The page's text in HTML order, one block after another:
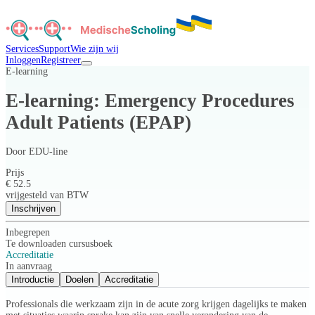
ServicesSupportWie zijn wij
InloggenRegistreer
E-learning
E-learning: Emergency Procedures
Adult Patients (EPAP)
Door EDU-line
Prijs
€ 52.5
vrijgesteld van BTW
Inschrijven
Inbegrepen
Te downloaden cursusboek
Accreditatie
In aanvraag
Introductie
Doelen Accreditatie
Professionals die werkzaam zijn in de acute zorg krijgen dagelijks te maken